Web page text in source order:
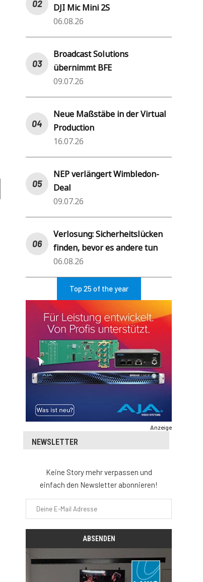
DJI Mic Mini 2S
06.08.26
Broadcast Solutions
übernimmt BFE
09.07.26
Neue Maßstäbe in der Virtual
Production
16.07.26
NEP verlängert Wimbledon-
Deal
09.07.26
Verlosung: Sicherheitslücken
finden, bevor es andere tun
06.08.26
Top 25 of the year
Anzeige
NEWSLETTER
Keine Story mehr verpassen und
einfach den Newsletter abonnieren!